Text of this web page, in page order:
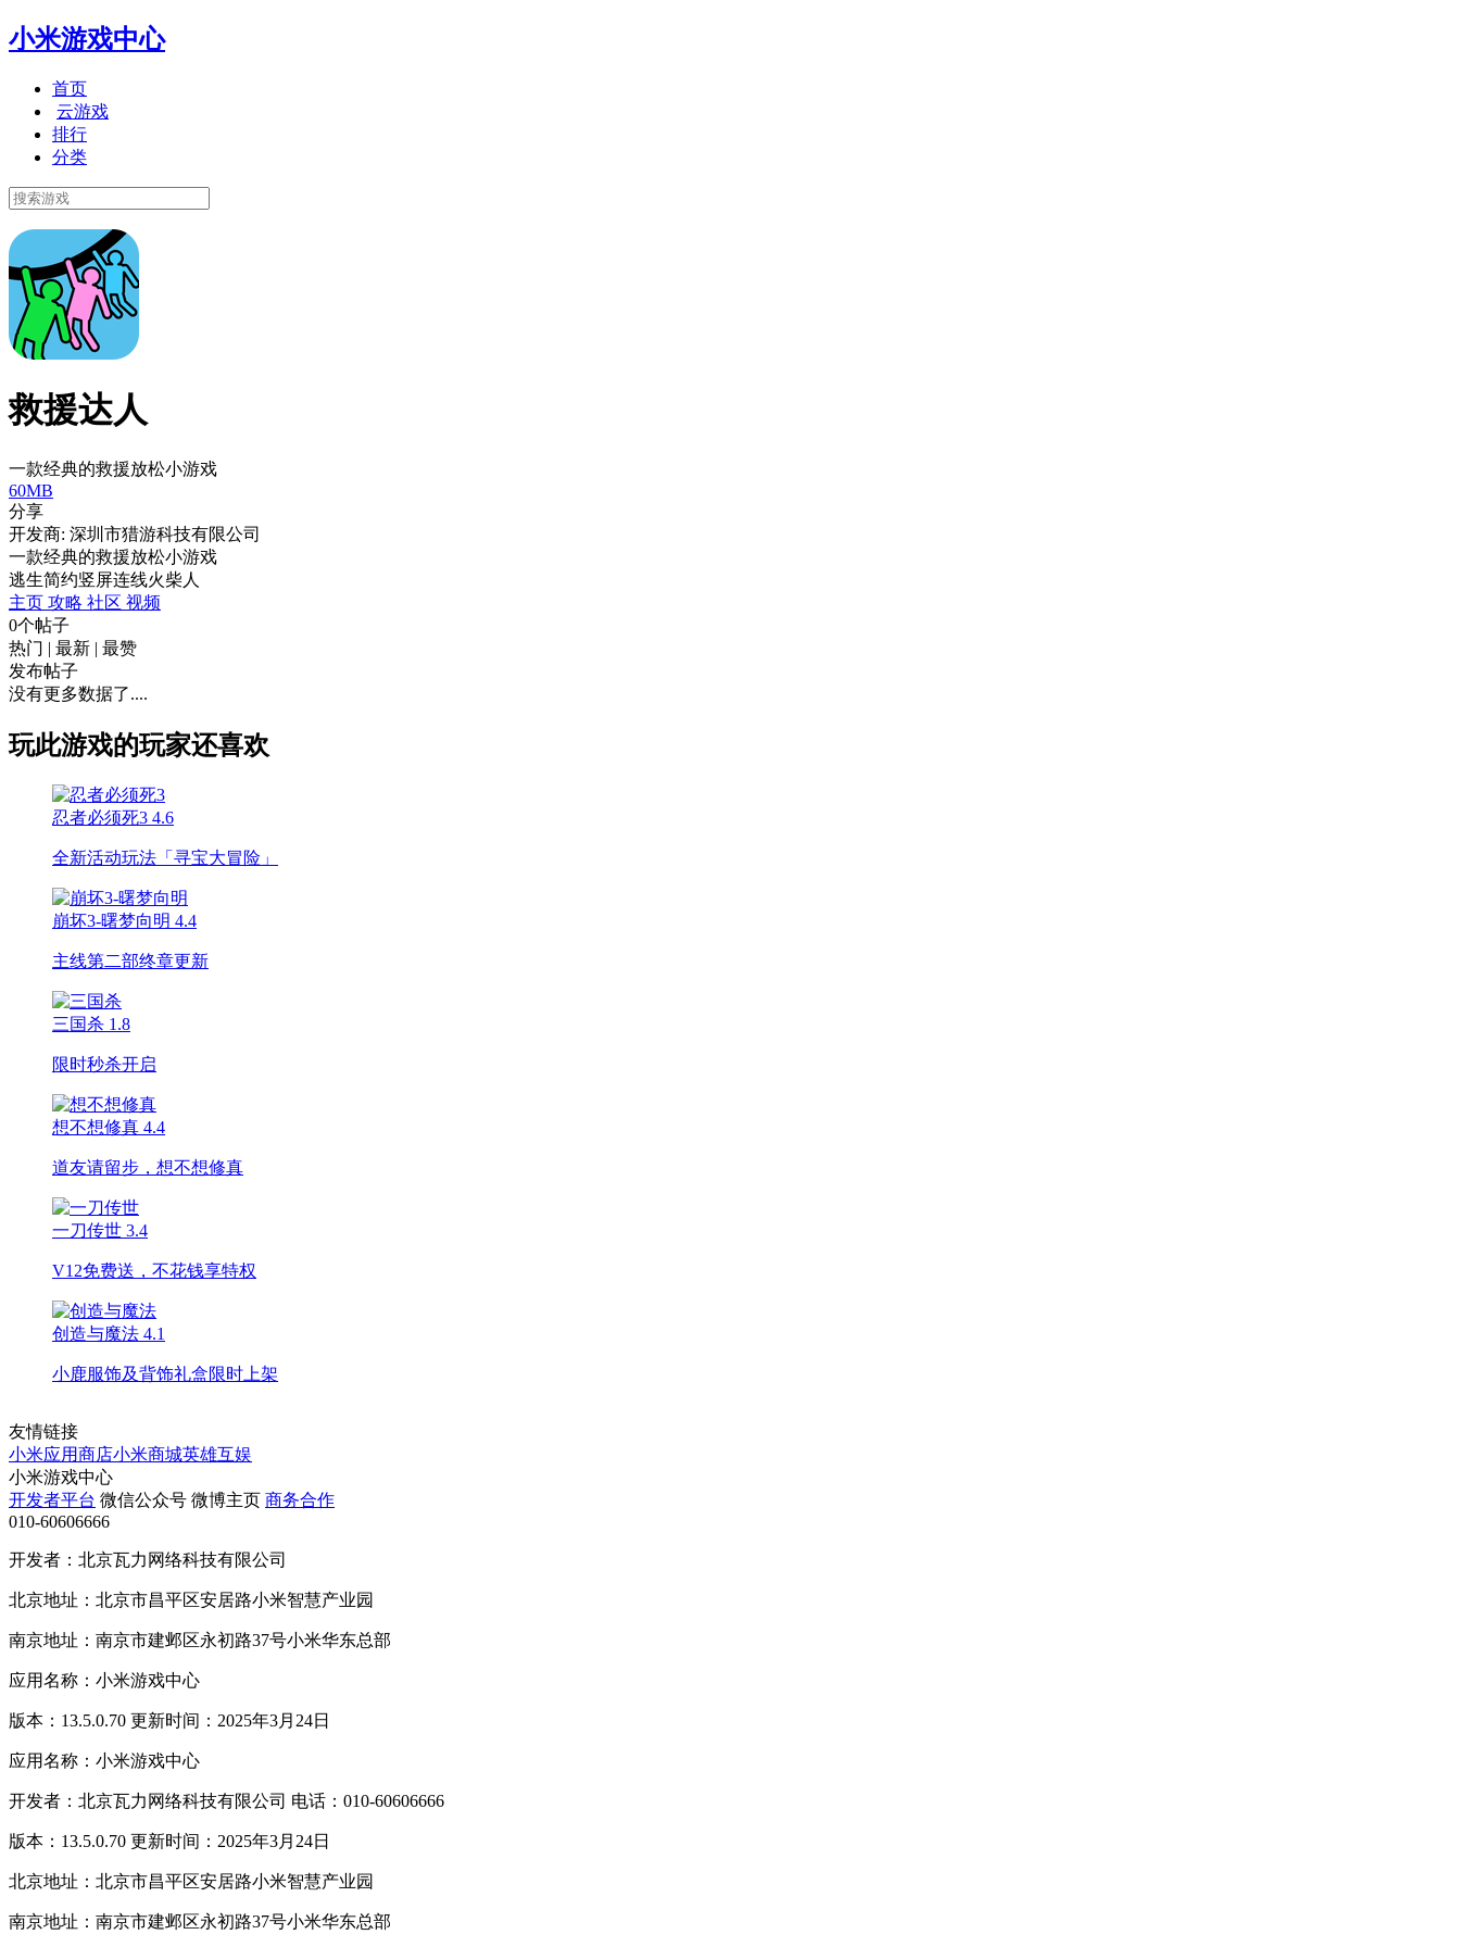
小米游戏中心
首页
云游戏
排行
分类
救援达人
一款经典的救援放松小游戏
60MB
分享
开发商: 深圳市猎游科技有限公司
一款经典的救援放松小游戏
逃生简约竖屏连线火柴人
主页 攻略 社区 视频
0个帖子
热门 | 最新 | 最赞
发布帖子
没有更多数据了....
玩此游戏的玩家还喜欢
忍者必须死3 4.6
全新活动玩法「寻宝大冒险」
崩坏3-曙梦向明 4.4
主线第二部终章更新
三国杀 1.8
限时秒杀开启
想不想修真 4.4
道友请留步，想不想修真
一刀传世 3.4
V12免费送，不花钱享特权
创造与魔法 4.1
小鹿服饰及背饰礼盒限时上架
友情链接
小米应用商店小米商城英雄互娱
小米游戏中心
开发者平台 微信公众号 微博主页 商务合作
010-60606666
开发者：北京瓦力网络科技有限公司
北京地址：北京市昌平区安居路小米智慧产业园
南京地址：南京市建邺区永初路37号小米华东总部
应用名称：小米游戏中心
版本：13.5.0.70 更新时间：2025年3月24日
应用名称：小米游戏中心
开发者：北京瓦力网络科技有限公司 电话：010-60606666
版本：13.5.0.70 更新时间：2025年3月24日
北京地址：北京市昌平区安居路小米智慧产业园
南京地址：南京市建邺区永初路37号小米华东总部